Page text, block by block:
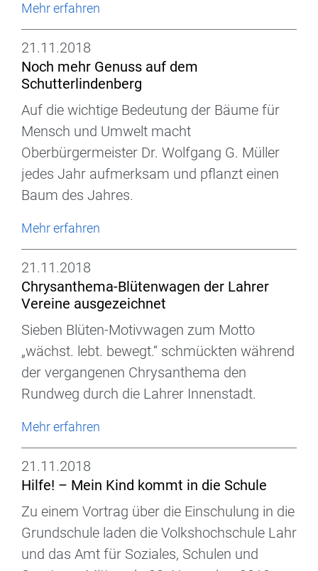
Mehr erfahren
21.11.2018
Noch mehr Genuss auf dem
Schutterlindenberg
Auf die wichtige Bedeutung der Bäume für
Mensch und Umwelt macht
Oberbürgermeister Dr. Wolfgang G. Müller
jedes Jahr aufmerksam und pflanzt einen
Baum des Jahres.
Mehr erfahren
21.11.2018
Chrysanthema-Blütenwagen der Lahrer
Vereine ausgezeichnet
Sieben Blüten-Motivwagen zum Motto
„wächst. lebt. bewegt.“ schmückten während
der vergangenen Chrysanthema den
Rundweg durch die Lahrer Innenstadt.
Mehr erfahren
21.11.2018
Hilfe! – Mein Kind kommt in die Schule
Zu einem Vortrag über die Einschulung in die
Grundschule laden die Volkshochschule Lahr
und das Amt für Soziales, Schulen und